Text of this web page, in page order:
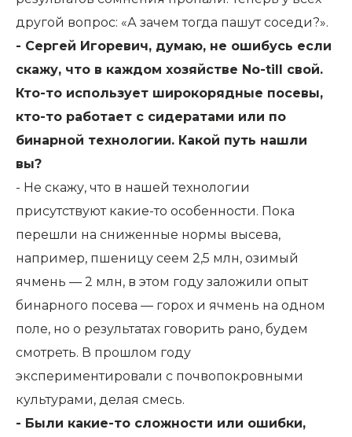
другой вопрос: «А зачем тогда пашут соседи?».
- Сергей Игоревич, думаю, не ошибусь если
скажу, что в каждом хозяйстве No-till свой.
Кто-то использует широкорядные посевы,
кто-то работает с сидератами или по
бинарной технологии. Какой путь нашли
вы?
- Не скажу, что в нашей технологии
присутствуют какие-то особенности. Пока
перешли на сниженные нормы высева,
например, пшеницу сеем 2,5 млн, озимый
ячмень — 2 млн, в этом году заложили опыт
бинарного посева — горох и ячмень на одном
поле, но о результатах говорить рано, будем
смотреть. В прошлом году
экспериментировали с почвопокровными
культурами, делая смесь.
- Были какие-то сложности или ошибки,